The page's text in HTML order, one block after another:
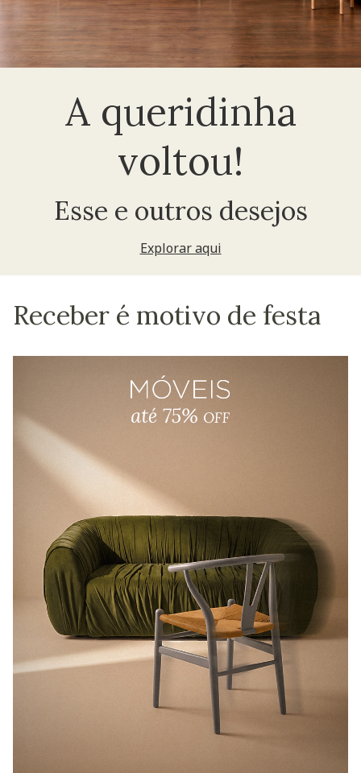
A queridinha
voltou!
Esse e outros desejos
Explorar aqui
Receber é motivo de festa